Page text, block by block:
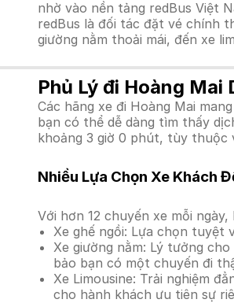
nhờ vào nền tảng redBus Việt
redBus là đối tác đặt vé chính
giường nằm thoải mái, đến xe
Phủ Lý đi Hoàng Mai
Các hãng xe đi Hoàng Mai
bạn có thể dễ dàng tìm thấy
khoảng 3 giờ 0 phút, tùy thuộc
Nhiều Lựa Chọn Xe Khách
Với hơn 12 chuyến xe mỗi
Xe ghế ngồi: Lựa chọn tuyệt
Xe giường nằm: Lý tưởng
bảo bạn có một chuyến đi
Xe Limousine: Trải nghiệm
cho hành khách ưu tiên sự